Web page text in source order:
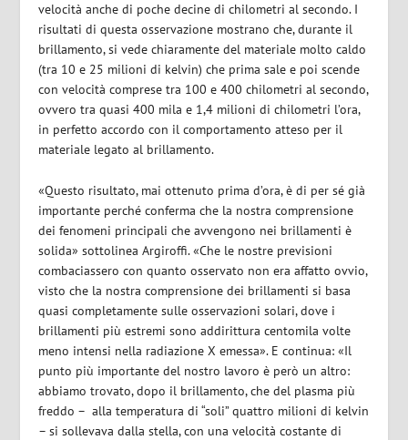
velocità anche di poche decine di chilometri al secondo. I
risultati di questa osservazione mostrano che, durante il
brillamento, si vede chiaramente del materiale molto caldo
(tra 10 e 25 milioni di kelvin) che prima sale e poi scende
con velocità comprese tra 100 e 400 chilometri al secondo,
ovvero tra quasi 400 mila e 1,4 milioni di chilometri l’ora,
in perfetto accordo con il comportamento atteso per il
materiale legato al brillamento.
«Questo risultato, mai ottenuto prima d’ora, è di per sé già
importante perché conferma che la nostra comprensione
dei fenomeni principali che avvengono nei brillamenti è
solida» sottolinea Argiroffi. «Che le nostre previsioni
combaciassero con quanto osservato non era affatto ovvio,
visto che la nostra comprensione dei brillamenti si basa
quasi completamente sulle osservazioni solari, dove i
brillamenti più estremi sono addirittura centomila volte
meno intensi nella radiazione X emessa». E continua: «Il
punto più importante del nostro lavoro è però un altro:
abbiamo trovato, dopo il brillamento, che del plasma più
freddo – alla temperatura di “soli” quattro milioni di kelvin
– si sollevava dalla stella, con una velocità costante di